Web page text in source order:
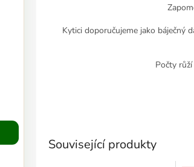
Související produkty
Kytici doporučujeme jako báječný
Počty